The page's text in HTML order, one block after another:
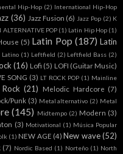
Hip-Hop (2) International Hip-Hop
(36) Jazz Fusion (6) Jazz Pop (2) K
ALTERNATIVE POP (1) Latin Hip Hop (1)
(5) Latin Pop (187) Latin
Latino (1) Leftfield (2) Leftfield Bass (2)
(16) Lofi (5) LOFI (Guitar Music)
SONG (3) LT ROCK POP (1) Mainline
(21) Melodic Hardcore (7)
Punk (3) Metal alternativo (2) Metal
(145) Midtempo (2) Modern (3)
(3) Motivational (1) Música Popular
(1) NEW AGE (4) New wave (52)
(7) Nordic Based (1) Norteño (1) North